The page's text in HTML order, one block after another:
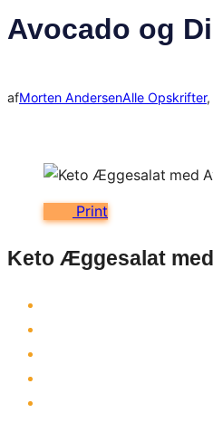
Avocado og
afMorten AndersenAlle Opskrifter,
Print
Keto Æggesalat